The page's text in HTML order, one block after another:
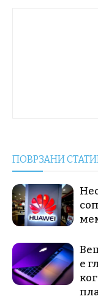
ПОВРЗАНИ
е